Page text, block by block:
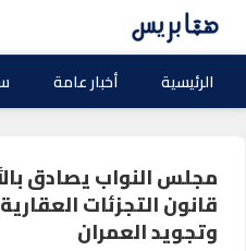
الرئيسية أخبار عامة
مجلس النواب يصادق
قانون التجزئات
وتجويد العمران